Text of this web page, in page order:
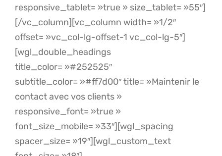
responsive_tablet= »true » size_tablet= »55″]
[/vc_column][vc_column width= »1/2″
offset= »vc_col-lg-offset-1 vc_col-lg-5″]
[wgl_double_headings
title_color= »#252525″
subtitle_color= »#ff7d00″ title= »Maintenir le
contact avec vos clients »
responsive_font= »true »
font_size_mobile= »33″][wgl_spacing
spacer_size= »19″][wgl_custom_text